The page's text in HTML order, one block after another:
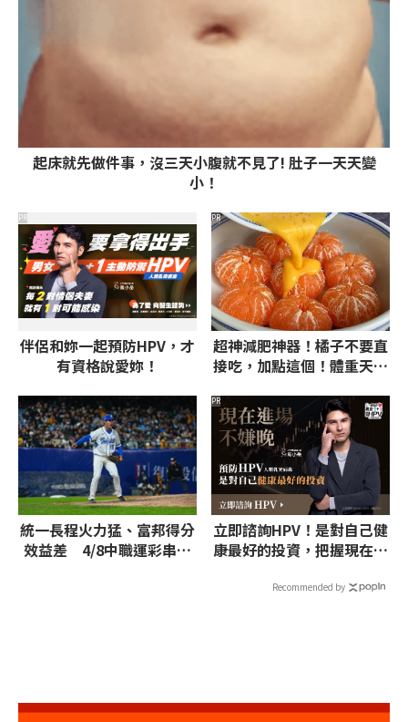
起床就先做件事，沒三天小腹就不見了! 肚子一天天變
小！
伴侶和妳一起預防HPV，才
有資格說愛妳！
PR
超神減肥神器！橘子不要直
接吃，加點這個！體重天天
PR
統一長程火力猛、富邦得分
效益差 4/8中職運彩串關
立即諮詢HPV！是對自己健
康最好的投資，把握現在不
PR
Recommended by